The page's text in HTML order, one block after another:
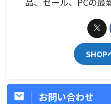
SHOP
お問い合わせ